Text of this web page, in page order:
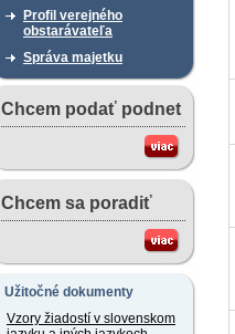
Profil verejného
obstarávateľa
Správa majetku
Chcem podať podnet
Chcem sa poradiť
Užitočné dokumenty
Vzory žiadostí v slovenskom